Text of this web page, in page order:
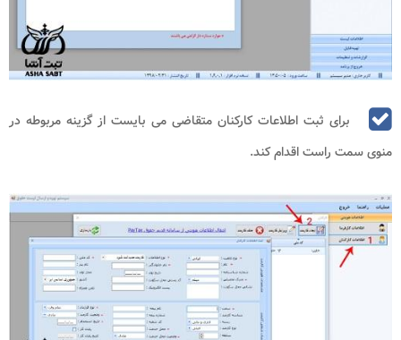
برای ثبت اطلاعات کارکنان متقاضی می بایست از گزینه مربوطه در
منوی سمت راست اقدام کند.